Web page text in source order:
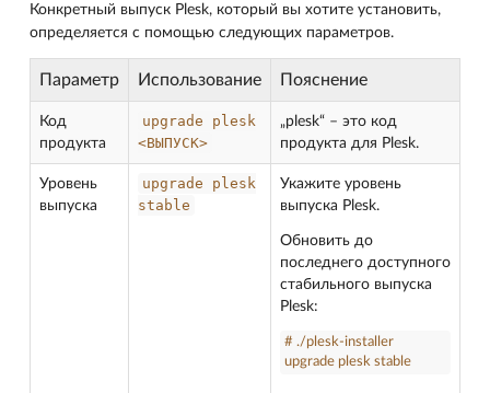
Конкретный выпуск Plesk, который вы хотите установить,
определяется с помощью следующих параметров.
Параметр Использование Пояснение
Код
продукта
upgrade
plesk
<ВЫПУСК>
„plesk“ – это код
продукта для Plesk.
Уровень
выпуска
upgrade
plesk
stable
Укажите уровень
выпуска Plesk.
Обновить до
последнего доступного
стабильного выпуска
Plesk:
# ./plesk-installer
upgrade plesk stable